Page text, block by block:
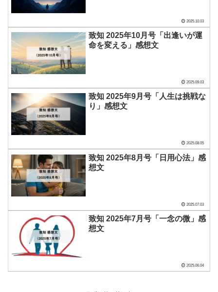
2025.10.03
致知 2025年10月号「出逢いが運
命を変える」感想文
2025.09.03
致知 2025年9月号「人生は挑戦な
り」感想文
2025.08.05
致知 2025年8月号「日用心法」感
想文
2025.07.03
致知 2025年7月号「一念の微」感
想文
2025.06.04